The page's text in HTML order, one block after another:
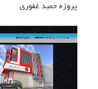
پروژه حمید غفوری